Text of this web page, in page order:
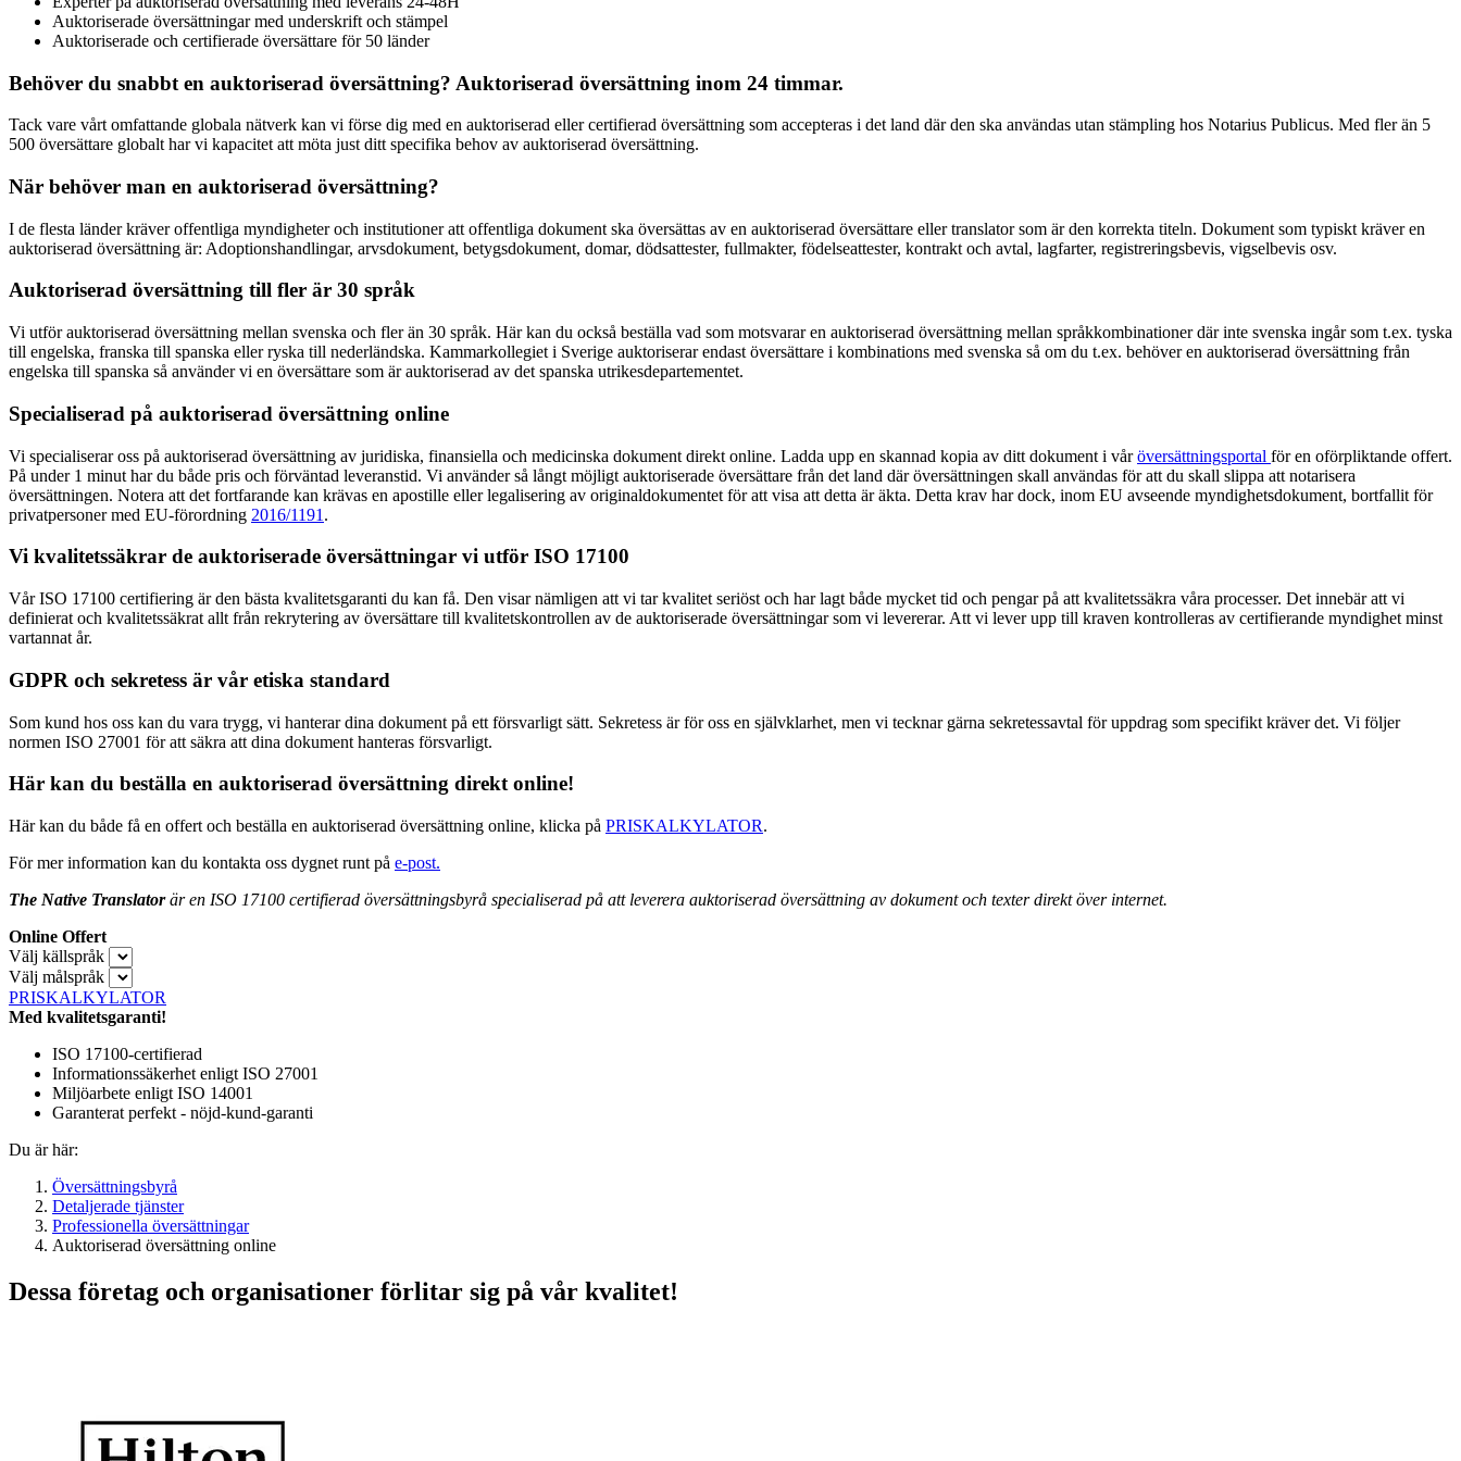
Auktoriserade översättningar med underskrift och stämpel
Auktoriserade och certifierade översättare för 50 länder
Behöver du snabbt en auktoriserad översättning? Auktoriserad översättning inom 24 timmar.
Tack vare vårt omfattande globala nätverk kan vi förse dig med en auktoriserad eller certifierad översättning som accepteras i det land där den ska användas utan stämpling hos Notarius Publicus. Med fler än 5
500 översättare globalt har vi kapacitet att möta just ditt specifika behov av auktoriserad översättning.
När behöver man en auktoriserad översättning?
I de flesta länder kräver offentliga myndigheter och institutioner att offentliga dokument ska översättas av en auktoriserad översättare eller translator som är den korrekta titeln. Dokument som typiskt kräver en
auktoriserad översättning är: Adoptionshandlingar, arvsdokument, betygsdokument, domar, dödsattester, fullmakter, födelseattester, kontrakt och avtal, lagfarter, registreringsbevis, vigselbevis osv.
Auktoriserad översättning till fler är 30 språk
Vi utför auktoriserad översättning mellan svenska och fler än 30 språk. Här kan du också beställa vad som motsvarar en auktoriserad översättning mellan språkkombinationer där inte svenska ingår som t.ex. tyska
till engelska, franska till spanska eller ryska till nederländska. Kammarkollegiet i Sverige auktoriserar endast översättare i kombinations med svenska så om du t.ex. behöver en auktoriserad översättning från
engelska till spanska så använder vi en översättare som är auktoriserad av det spanska utrikesdepartementet.
Specialiserad på auktoriserad översättning online
Vi specialiserar oss på auktoriserad översättning av juridiska, finansiella och medicinska dokument direkt online. Ladda upp en skannad kopia av ditt dokument i våröversättningsportal för en oförpliktande offert.
På under 1 minut har du både pris och förväntad leveranstid. Vi använder så långt möjligt auktoriserade översättare från det land där översättningen skall användas för att du skall slippa att notarisera
översättningen. Notera att det fortfarande kan krävas en apostille eller legalisering av originaldokumentet för att visa att detta är äkta. Detta krav har dock, inom EU avseende myndighetsdokument, bortfallit för
privatpersoner med EU-förordning 2016/1191 .
Vi kvalitetssäkrar de auktoriserade översättningar vi utför ISO 17100
Vår ISO 17100 certifiering är den bästa kvalitetsgaranti du kan få. Den visar nämligen att vi tar kvalitet seriöst och har lagt både mycket tid och pengar på att kvalitetssäkra våra processer. Det innebär att vi
definierat och kvalitetssäkrat allt från rekrytering av översättare till kvalitetskontrollen av de auktoriserade översättningar som vi levererar. Att vi lever upp till kraven kontrolleras av certifierande myndighet minst
vartannat år.
GDPR och sekretess är vår etiska standard
Som kund hos oss kan du vara trygg, vi hanterar dina dokument på ett försvarligt sätt. Sekretess är för oss en självklarhet, men vi tecknar gärna sekretessavtal för uppdrag som specifikt kräver det. Vi följer
normen ISO 27001 för att säkra att dina dokument hanteras försvarligt.
Här kan du beställa en auktoriserad översättning direkt online!
Här kan du både få en offert och beställa en auktoriserad översättning online, klicka på PRISKALKYLATOR.
För mer information kan du kontakta oss dygnet runt på e-post.
The Native Translatorär en ISO 17100 certifierad översättningsbyrå specialiserad på att leverera auktoriserad översättning av dokument och texter direkt över internet.
Online Offert
Välj källspråk
Välj målspråk
PRISKALKYLATOR
Med kvalitetsgaranti!
ISO 17100-certifierad
Informationssäkerhet enligt ISO 27001
Miljöarbete enligt ISO 14001
Garanterat perfekt - nöjd-kund-garanti
Du är här:
Översättningsbyrå
Detaljerade tjänster
Professionella översättningar
Auktoriserad översättning online
Dessa företag och organisationer förlitar sig på vår kvalitet!